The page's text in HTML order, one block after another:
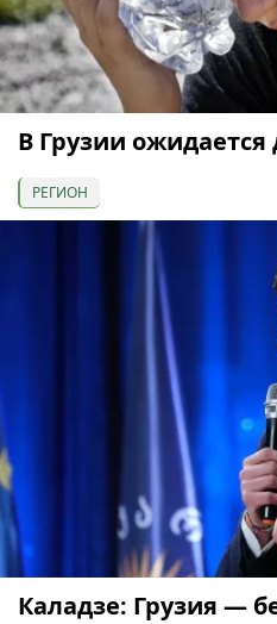
В Грузии ожидается
РЕГИОН
Каладзе: Грузия —